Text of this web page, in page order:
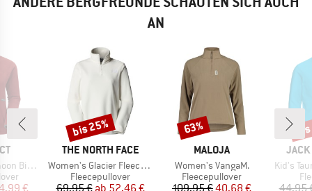
AN
Pullover
Preis
€
MARKE
THE NORTH FACE
Artikel
Women's Glacier Fleece 1/4 Zip Jacket
Produktgruppe
Fleecepullover
Preis
69,95 € reduzierter Preis
ab 52,46 €
Rabatt
bis 25%
MARKE
MALOJA
Artikel
Women's VangaM.
Produktgruppe
Fleecepullover
Preis
109,95 €reduzierter Preis
40,68 €
Rabatt
63%
Artikel
Kid's
44,95